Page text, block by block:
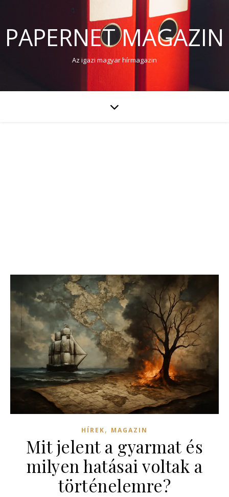
PAPERNET MAGAZIN
Az igazi magyar hírmagazin
HÍREK, MAGAZIN
Mit jelent a gyarmat és
milyen hatásai voltak a
történelemre?